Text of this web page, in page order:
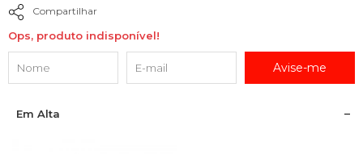
Compartilhar
Ops, produto indisponível!
Avise-me
Em Alta